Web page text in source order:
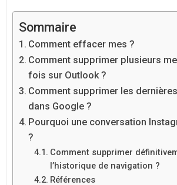
Sommaire
Comment effacer mes ?
Comment supprimer plusieurs
fois sur Outlook ?
Comment supprimer les
dans Google ?
Pourquoi une conversation
?
Comment supprimer
l’historique de navigation ?
Références